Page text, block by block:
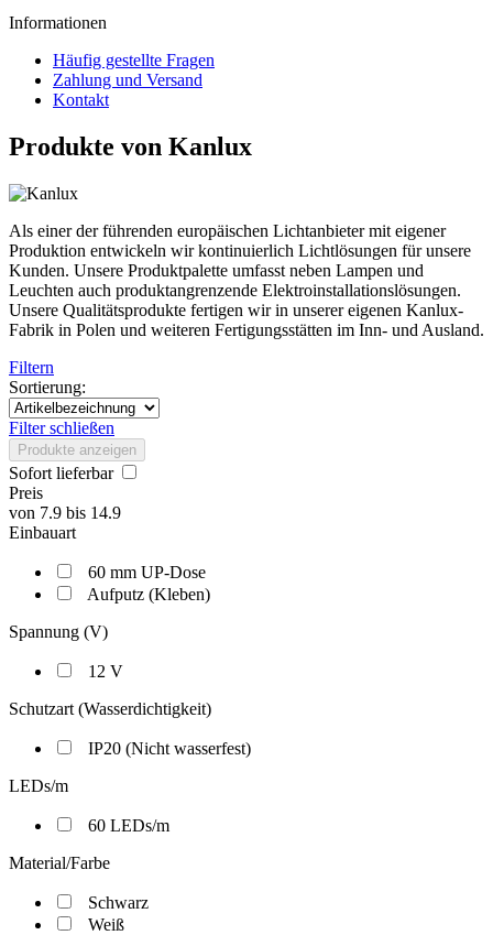
Informationen
Häufig gestellte Fragen
Zahlung und Versand
Kontakt
Produkte von Kanlux
Als einer der führenden europäischen Lichtanbieter mit eigener
Produktion entwickeln wir kontinuierlich Lichtlösungen für unsere
Kunden. Unsere Produktpalette umfasst neben Lampen und
Leuchten auch produktangrenzende Elektroinstallationslösungen.
Unsere Qualitätsprodukte fertigen wir in unserer eigenen Kanlux-
Fabrik in Polen und weiteren Fertigungsstätten im Inn- und Ausland.
Filtern
Sortierung:
Filter schließen
Produkte anzeigen
Sofort lieferbar
Preis
von 7.9 bis 14.9
Einbauart
60 mm UP-Dose
Aufputz (Kleben)
Spannung (V)
12 V
Schutzart (Wasserdichtigkeit)
IP20 (Nicht wasserfest)
LEDs/m
60 LEDs/m
Material/Farbe
Schwarz
Weiß